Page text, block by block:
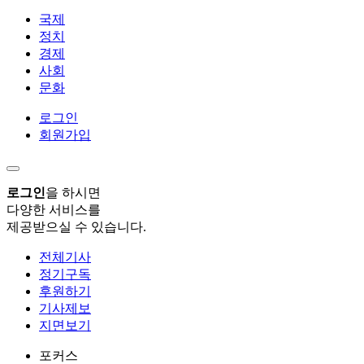
국제
정치
경제
사회
문화
로그인
회원가입
로그인을 하시면
다양한 서비스를
제공받으실 수 있습니다.
전체기사
정기구독
후원하기
기사제보
지면보기
포커스